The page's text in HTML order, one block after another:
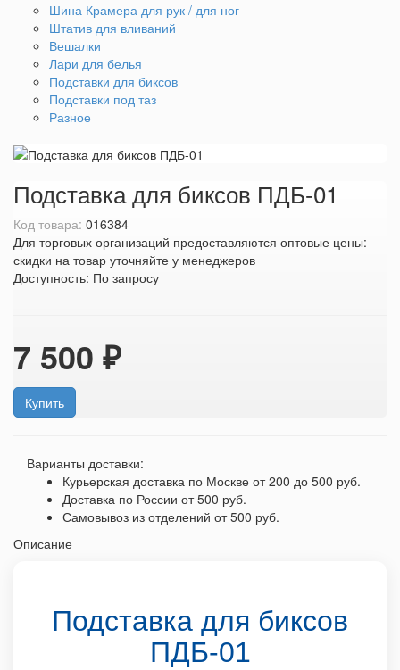
Шина Крамера для рук / для ног
Штатив для вливаний
Вешалки
Лари для белья
Подставки для биксов
Подставки под таз
Разное
Подставка для биксов ПДБ-01
Код товара: 016384
Для торговых организаций предоставляются оптовые цены:
скидки на товар уточняйте у менеджеров
Доступность: По запросу
7 500 ₽
Купить
Варианты доставки:
Курьерская доставка по Москве от 200 до 500 руб.
Доставка по России от 500 руб.
Самовывоз из отделений от 500 руб.
Описание
Подставка для биксов
ПДБ-01